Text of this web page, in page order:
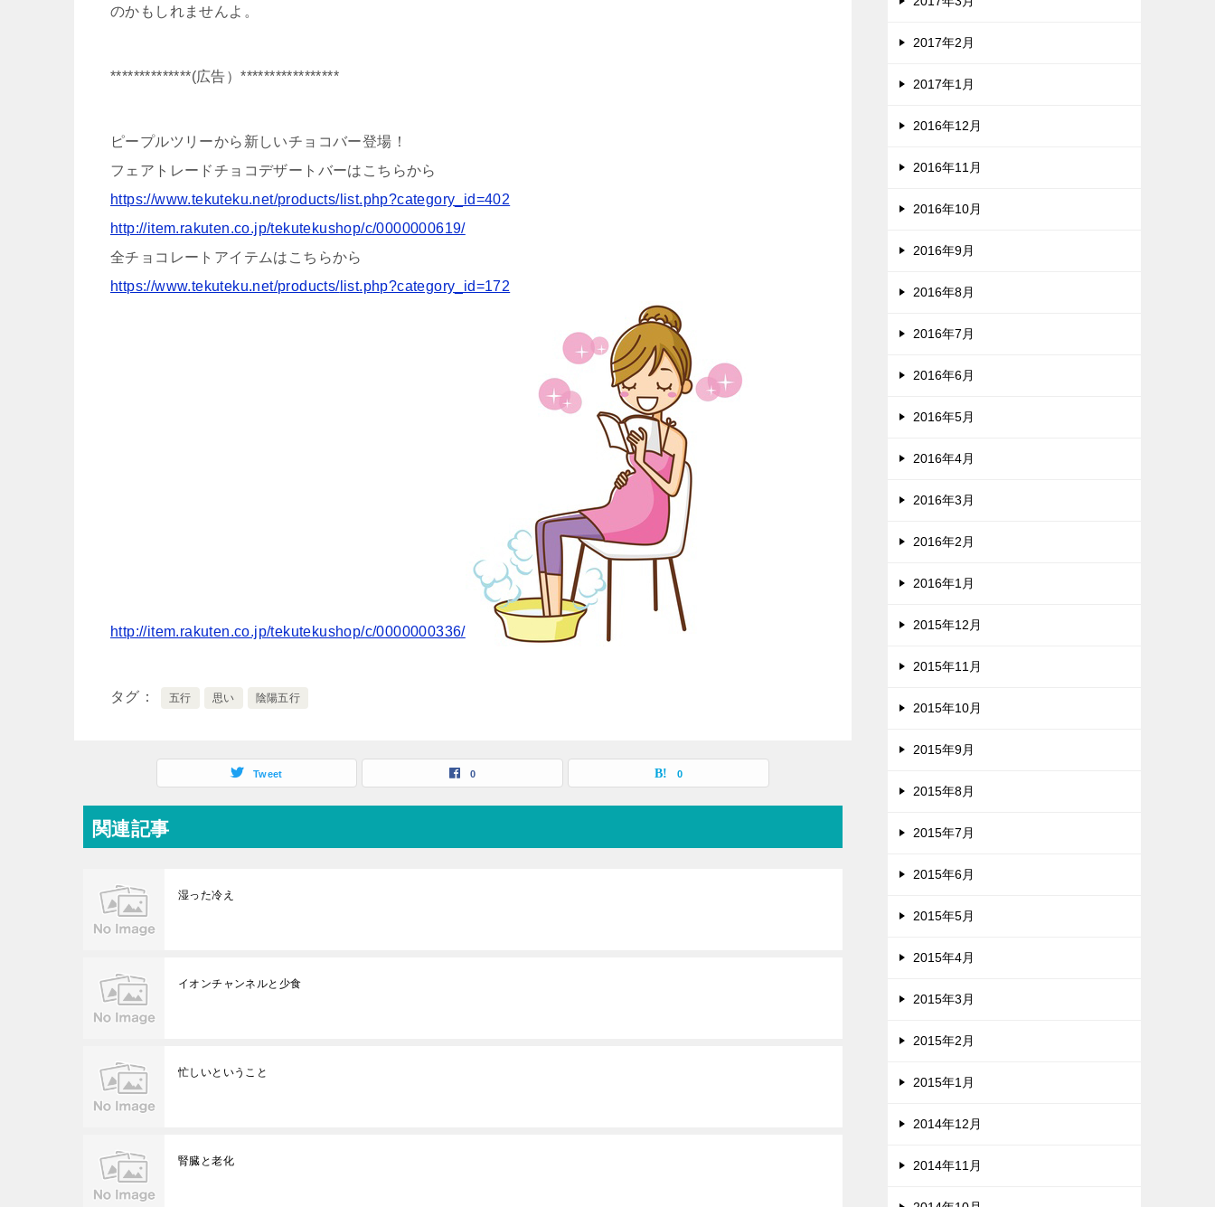
のかもしれませんよ。
**************(広告）*****************
ピープルツリーから新しいチョコバー登場！
フェアトレードチョコデザートバーはこちらから
https://www.tekuteku.net/products/list.php?category_id=402
http://item.rakuten.co.jp/tekutekushop/c/0000000619/
全チョコレートアイテムはこちらから
https://www.tekuteku.net/products/list.php?category_id=172
http://item.rakuten.co.jp/tekutekushop/c/0000000336/
タグ 五行 思い 陰陽五行
Tweet 0 0
関連記事
湿った冷え
イオンチャンネルと少食
忙しいということ
腎臓と老化
2017年2月
2017年1月
2016年12月
2016年11月
2016年10月
2016年9月
2016年8月
2016年7月
2016年6月
2016年5月
2016年4月
2016年3月
2016年2月
2016年1月
2015年12月
2015年11月
2015年10月
2015年9月
2015年8月
2015年7月
2015年6月
2015年5月
2015年4月
2015年3月
2015年2月
2015年1月
2014年12月
2014年11月